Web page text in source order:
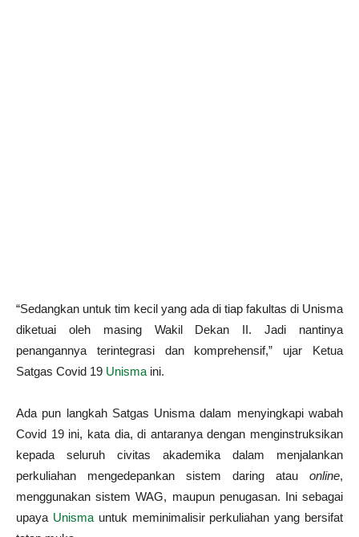
“Sedangkan untuk tim kecil yang ada di tiap fakultas di Unisma
diketuai oleh masing Wakil Dekan II. Jadi nantinya
penangannya terintegrasi dan komprehensif,” ujar Ketua
Satgas Covid 19 Unisma ini.
Ada pun langkah Satgas Unisma dalam menyingkapi wabah
Covid 19 ini, kata dia, di antaranya dengan menginstruksikan
kepada seluruh civitas akademika dalam menjalankan
perkuliahan mengedepankan sistem daring atau online,
menggunakan sistem WAG, maupun penugasan. Ini sebagai
upaya Unismauntuk meminimalisir perkuliahan yang bersifat